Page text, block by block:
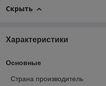
Скрыть
Характеристики
Основные
Страна производитель